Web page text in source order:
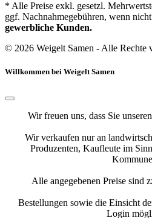
* Alle Preise exkl. gesetzl.
ggf. Nachnahmegebühren, wenn
gewerbliche Kunden.
© 2026 Weigelt Samen - Alle Rechte
Willkommen bei Weigelt Samen
Wir freuen uns, dass Sie
Wir verkaufen nur an
Produzenten, Kaufleute im
Alle angegebenen Preise sind
Bestellungen sowie die Einsicht
Login